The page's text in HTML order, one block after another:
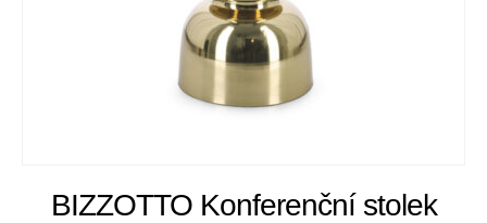
BIZZOTTO Konferenční stolek